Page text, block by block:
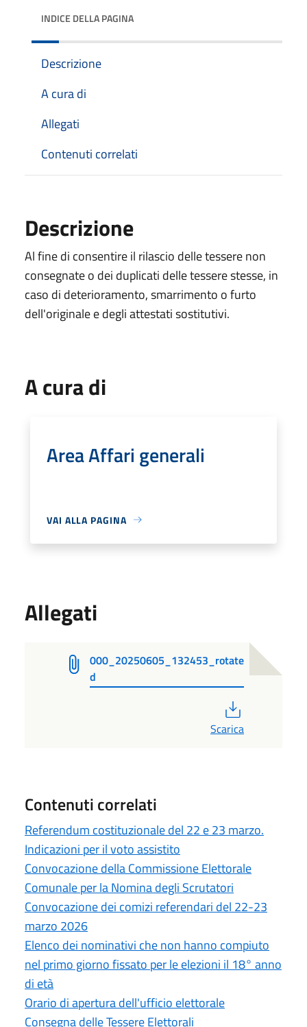
INDICE DELLA PAGINA
Descrizione
A cura di
Allegati
Contenuti correlati
Descrizione
Al fine di consentire il rilascio delle tessere non
consegnate o dei duplicati delle tessere stesse, in
caso di deterioramento, smarrimento o furto
dell'originale e degli attestati sostitutivi.
A cura di
Area Affari generali
VAI ALLA PAGINA
Allegati
000_20250605_132453_rotate
d
Scarica
Contenuti correlati
Referendum costituzionale del 22 e 23 marzo.
Indicazioni per il voto assistito
Convocazione della Commissione Elettorale
Comunale per la Nomina degli Scrutatori
Convocazione dei comizi referendari del 22-23
marzo 2026
Elenco dei nominativi che non hanno compiuto
nel primo giorno fissato per le elezioni il 18° anno
di età
Orario di apertura dell'ufficio elettorale
Consegna delle Tessere Elettorali